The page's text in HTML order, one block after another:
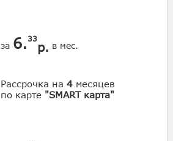
за 6. 33
р. в мес.
Рассрочка на 4 месяцев
по карте "SMART карта"